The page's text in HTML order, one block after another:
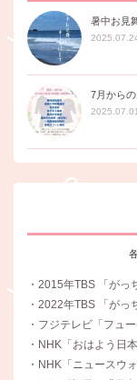
暑中お見
7月から
2025.07.01
・2015年TBS 「がっ
・2022年TBS 「がっ
・フジテレビ「フュ
・NHK「おはよう日本
・NHK「ニュースウ